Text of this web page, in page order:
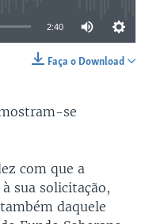
2:40
Faça o Download
se
com que a
sua solicitação,
daquele